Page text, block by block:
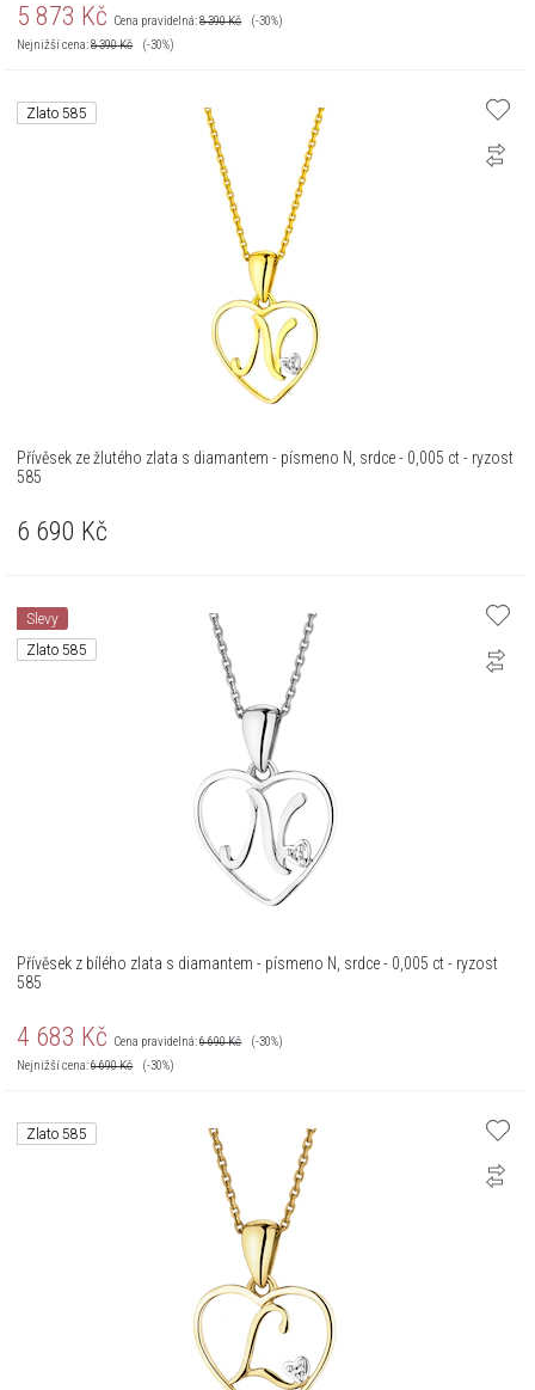
5 873 Kč Cena pravidelná:8 390Kč
(-30%)
Nejnižší cena:8 390Kč (-30%)
Zlato 585
Přívěsek ze žlutého zlata s diamantem - písmeno N, srdce - 0,005 ct - ryzost
585
6 690 Kč
Slevy
Zlato 585
Přívěsek z bílého zlata s diamantem - písmeno N, srdce - 0,005 ct - ryzost
585
4 683 Kč Cena pravidelná:6 690Kč
(-30%)
Nejnižší cena:6 690Kč (-30%)
Zlato 585